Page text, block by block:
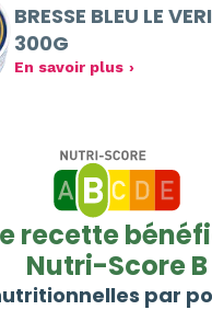
BRESSE BLEU LE
300G
En savoir plus
recette
Nutri-Score B
par